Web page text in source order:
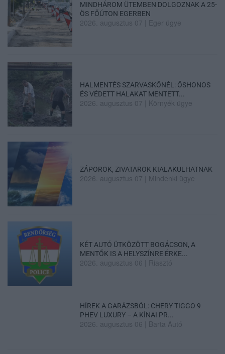
MINDHÁROM ÜTEMBEN DOLGOZNAK A 25-
ÖS FŐÚTON EGERBEN
2026. augusztus 07 Eger ügye
HALMENTÉS SZARVASKŐNÉL: ŐSHONOS
ÉS VÉDETT HALAKAT MENTETT...
2026. augusztus 07 Környék ügye
ZÁPOROK, ZIVATAROK KIALAKULHATNAK
2026. augusztus 07 Mindenki ügye
KÉT AUTÓ ÜTKÖZÖTT BOGÁCSON, A
MENTŐK IS A HELYSZÍNRE ÉRKE...
2026. augusztus 06 Riasztó
HÍREK A GARÁZSBÓL: CHERY TIGGO 9
PHEV LUXURY – A KÍNAI PR...
2026. augusztus 06 Barta Autó